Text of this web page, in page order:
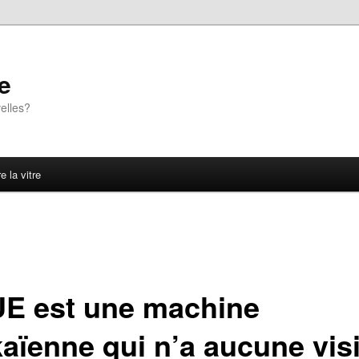
la vitre
est une machine
qui n’a aucune